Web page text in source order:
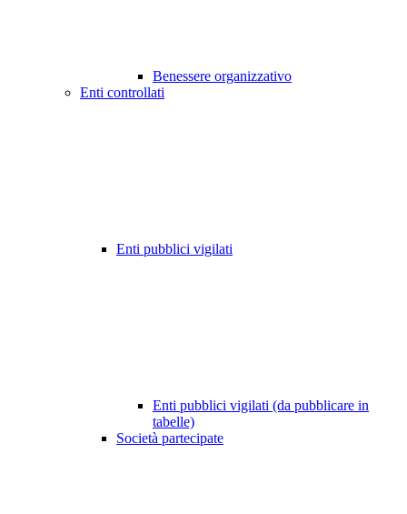
Benessere organizzativo
Enti controllati
Enti pubblici vigilati
Enti pubblici vigilati (da pubblicare in
tabelle)
Società partecipate